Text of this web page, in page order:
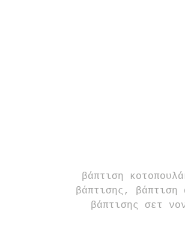
βάπτιση
βάπτισης,
βάπτισης σετ